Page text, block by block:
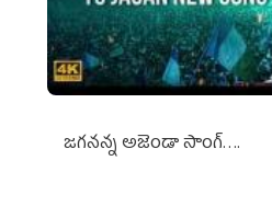
జగనన్న అజెండా సాంగ్….